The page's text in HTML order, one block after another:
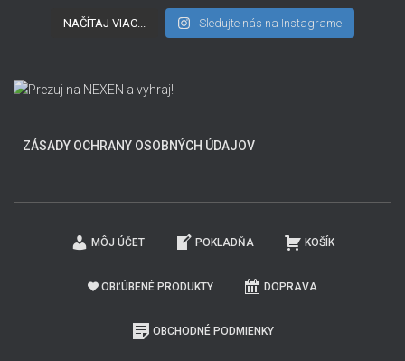
NAČÍTAJ VIAC... Sledujte nás na Instagrame
ZÁSADY OCHRANY OSOBNÝCH ÚDAJOV
MÔJ ÚČET POKLADŇA KOŠÍK
OBĽÚBENÉ PRODUKTY DOPRAVA
OBCHODNÉ PODMIENKY